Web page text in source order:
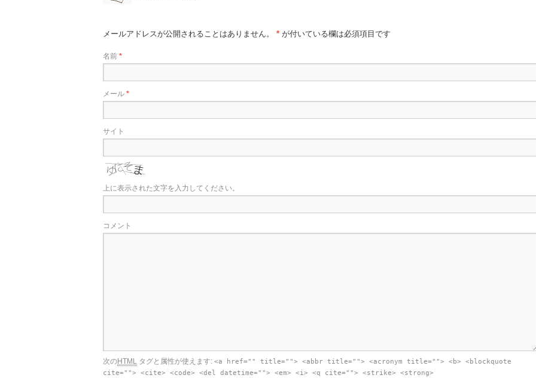
メールアドレスが公開されることはありません。 * が付いている欄は必須項目です
名前 *
メール *
サイト
上に表示された文字を入力してください。
コメント
次のHTML タグと属性が使えます: <a href="" title=""> <abbr title=""> <acronym title=""> <b> <blockquote
cite=""> <cite> <code> <del datetime=""> <em> <i> <q cite=""> <strike> <strong>